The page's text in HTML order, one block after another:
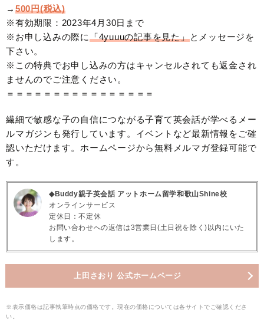
→ 500円(税込)
※有効期限：2023年4月30日まで
※お申し込みの際に「4yuuuの記事を見た」とメッセージを
下さい。
※この特典でお申し込みの方はキャンセルされても返金され
ませんのでご注意ください。
＝＝＝＝＝＝＝＝＝＝＝＝＝＝＝＝
繊細で敏感な子の自信につながる子育て英会話が学べるメー
ルマガジンも発行しています。イベントなど最新情報をご確
認いただけます。ホームページから無料メルマガ登録可能で
す。
◆Buddy親子英会話 アットホーム留学和歌山Shine校
オンラインサービス
定休日：不定休
お問い合わせへの返信は3営業日(土日祝を除く)以内にいた
します。
上田さおり 公式ホームページ
※表示価格は記事執筆時点の価格です。現在の価格については各サイトでご確認くださ
い。